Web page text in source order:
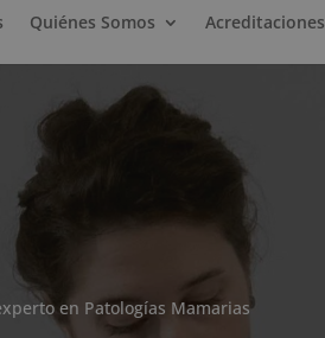
Quiénes Somos Acreditaciones
en Patologías Mamarias